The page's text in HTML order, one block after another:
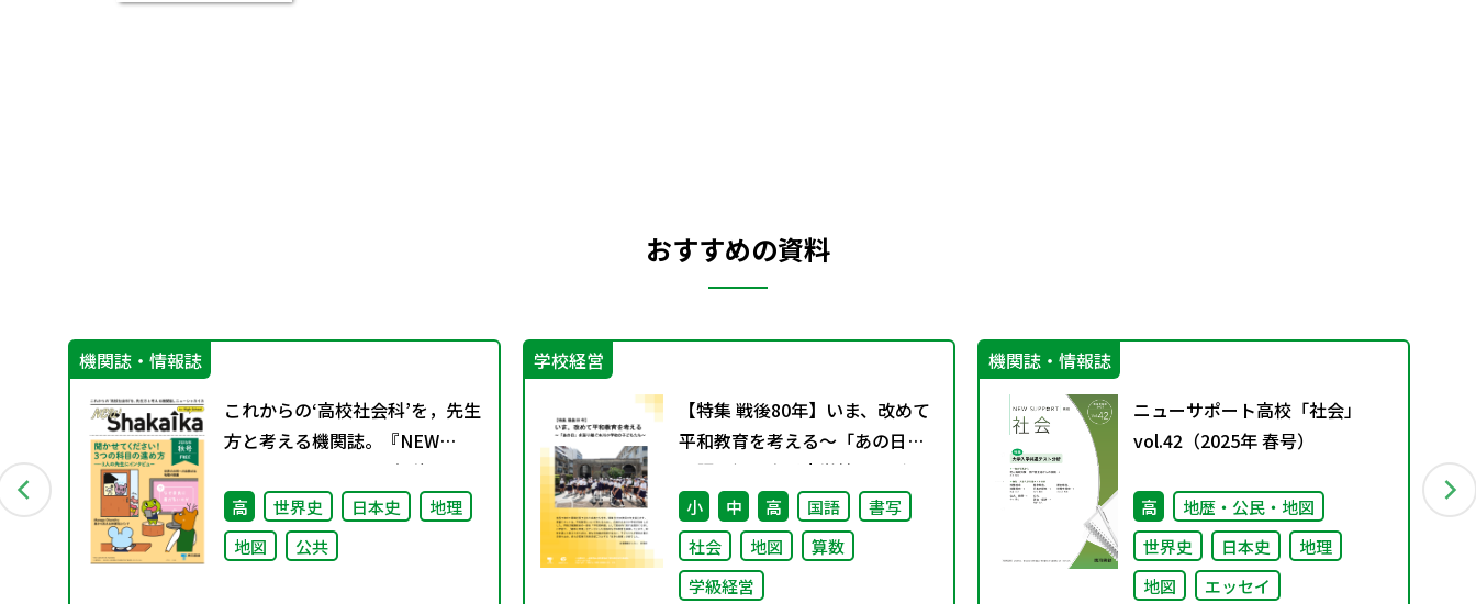
おすすめの資料
機関誌・情報誌
これからの‘高校社会科’を，先生
方と考える機関誌。『NEW
ShakaIka』 2025年秋号"
高 世界史 日本史
地理
地図
公共
学校経営
【特集 戦後80年】いま、改めて
平和教育を考える〜「あの日」
を語り継ぐ本川小学校の子ども
たち〜
小 中 高 国語
書写
社会
地図
算数
学級経営
機関誌・情報誌
ニューサポート高校「社会」
vol.42（2025年 春号）
高
地歴・公民・地図
世界史
日本史
地理
地図
エッセイ